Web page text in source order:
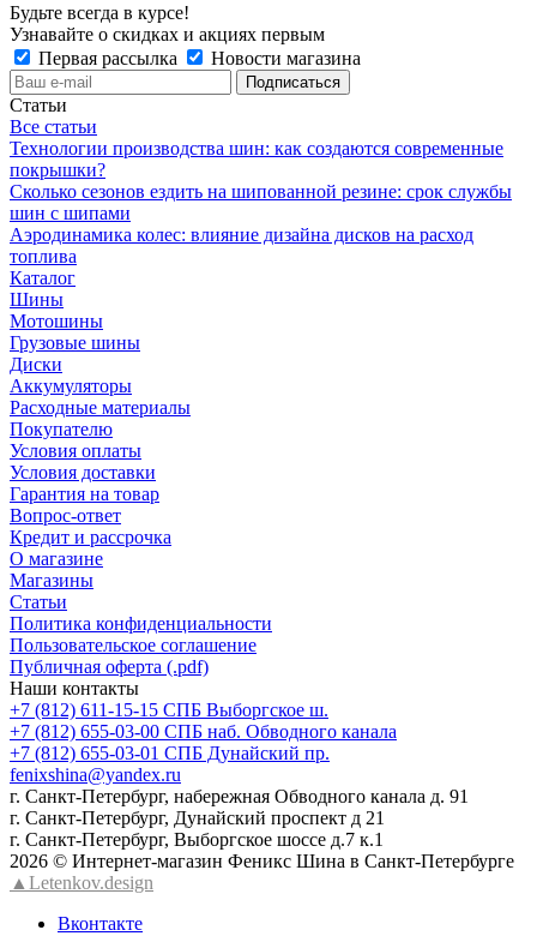
Будьте всегда в курсе!
Узнавайте о скидках и акциях первым
Первая рассылка
Новости магазина
Статьи
Все статьи
Технологии производства шин: как создаются современные
покрышки?
Сколько сезонов ездить на шипованной резине: срок службы
шин с шипами
Аэродинамика колес: влияние дизайна дисков на расход
топлива
Каталог
Шины
Мотошины
Грузовые шины
Диски
Аккумуляторы
Расходные материалы
Покупателю
Условия оплаты
Условия доставки
Гарантия на товар
Вопрос-ответ
Кредит и рассрочка
О магазине
Магазины
Статьи
Политика конфиденциальности
Пользовательское соглашение
Публичная оферта (.pdf)
Наши контакты
+7 (812) 611-15-15 СПБ Выборгское ш.
+7 (812) 655-03-00 СПБ наб. Обводного канала
+7 (812) 655-03-01 СПБ Дунайский пр.
fenixshina@yandex.ru
г. Санкт-Петербург, набережная Обводного канала д. 91
г. Санкт-Петербург, Дунайский проспект д 21
г. Санкт-Петербург, Выборгское шоссе д.7 к.1
2026 © Интернет-магазин Феникс Шина в Санкт-Петербурге
▲Letenkov.design
Вконтакте